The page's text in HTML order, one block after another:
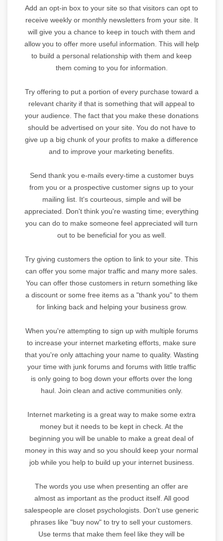
Add an opt-in box to your site so that visitors can opt to
receive weekly or monthly newsletters from your site. It
will give you a chance to keep in touch with them and
allow you to offer more useful information. This will help
to build a personal relationship with them and keep
them coming to you for information.
Try offering to put a portion of every purchase toward a
relevant charity if that is something that will appeal to
your audience. The fact that you make these donations
should be advertised on your site. You do not have to
give up a big chunk of your profits to make a difference
and to improve your marketing benefits.
Send thank you e-mails every-time a customer buys
from you or a prospective customer signs up to your
mailing list. It's courteous, simple and will be
appreciated. Don't think you're wasting time; everything
you can do to make someone feel appreciated will turn
out to be beneficial for you as well.
Try giving customers the option to link to your site. This
can offer you some major traffic and many more sales.
You can offer those customers in return something like
a discount or some free items as a "thank you" to them
for linking back and helping your business grow.
When you're attempting to sign up with multiple forums
to increase your internet marketing efforts, make sure
that you're only attaching your name to quality. Wasting
your time with junk forums and forums with little traffic
is only going to bog down your efforts over the long
haul. Join clean and active communities only.
Internet marketing is a great way to make some extra
money but it needs to be kept in check. At the
beginning you will be unable to make a great deal of
money in this way and so you should keep your normal
job while you help to build up your internet business.
The words you use when presenting an offer are
almost as important as the product itself. All good
salespeople are closet psychologists. Don't use generic
phrases like "buy now" to try to sell your customers.
Use terms that make them feel like they will be